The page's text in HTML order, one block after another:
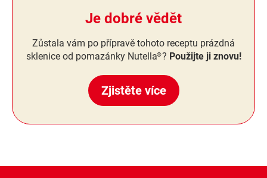
Je dobré vědět
Zůstala vám po přípravě tohoto receptu prázdná
sklenice od pomazánky Nutella®? Použijte ji znovu!
Zjistěte více